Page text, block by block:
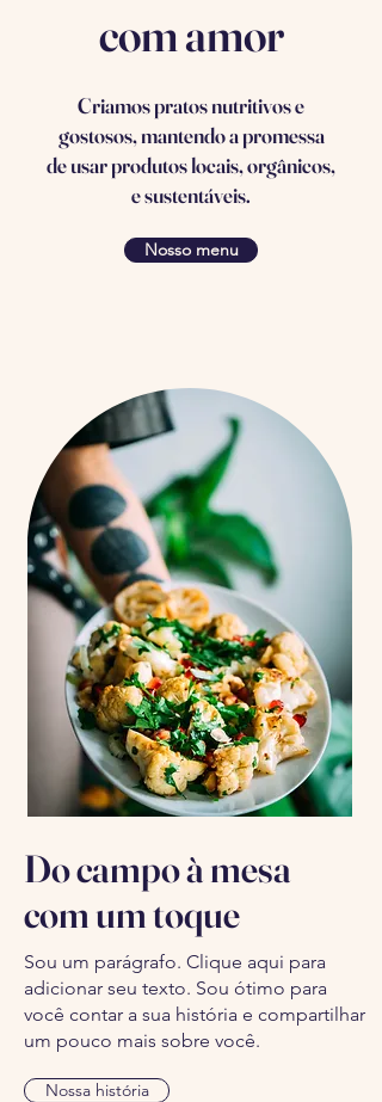
com amor
Criamos pratos nutritivos e
gostosos, mantendo a promessa
de usar produtos locais, orgânicos,
e sustentáveis.
Nosso menu
Do campo à mesa
com um toque
Sou um parágrafo. Clique aqui para
adicionar seu texto. Sou ótimo para
você contar a sua história e compartilhar
um pouco mais sobre você.
Nossa história